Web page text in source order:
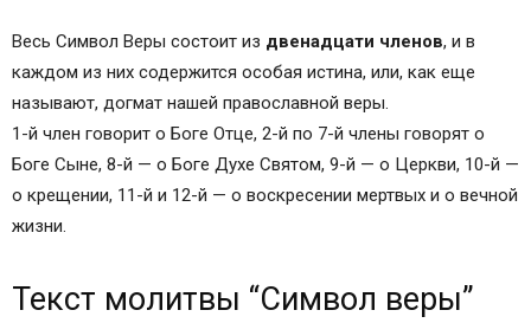
Весь Символ Веры состоит из двенадцати членов, и в
каждом из них содержится особая истина, или, как еще
называют, догмат нашей православной веры.
1-й член говорит о Боге Отце, 2-й по 7-й члены говорят о
Боге Сыне, 8-й — о Боге Духе Святом, 9-й — о Церкви, 10-й —
о крещении, 11-й и 12-й — о воскресении мертвых и о вечной
жизни.
Текст молитвы “Символ веры”